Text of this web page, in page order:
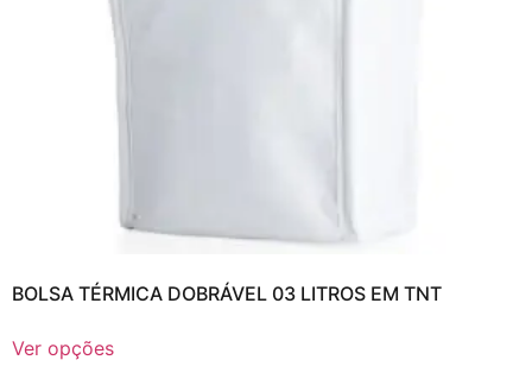
BOLSA TÉRMICA DOBRÁVEL 03 LITROS EM TNT
Ver opções